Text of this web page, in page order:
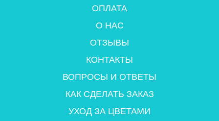
ОПЛАТА
О НАС
ОТЗЫВЫ
КОНТАКТЫ
ВОПРОСЫ И ОТВЕТЫ
КАК СДЕЛАТЬ ЗАКАЗ
УХОД ЗА ЦВЕТАМИ